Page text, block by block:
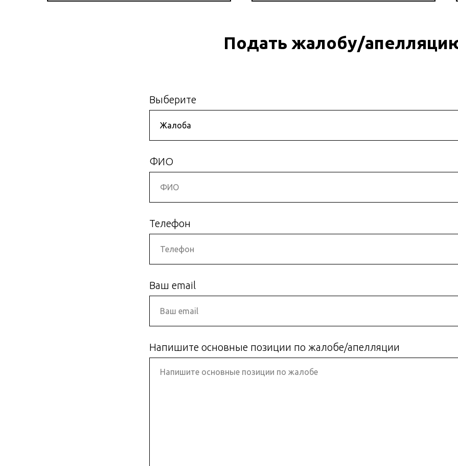
Подать жалобу/
Выберите
ФИО
Телефон
Ваш email
Напишите основные позиции по жалобе/апелляции